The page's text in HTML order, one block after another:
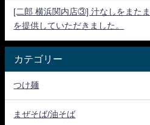
[二郎 横浜関内店③] 汁なしをまた
を提供していただきました。
カテゴリー
つけ麺
まぜそば/油そば